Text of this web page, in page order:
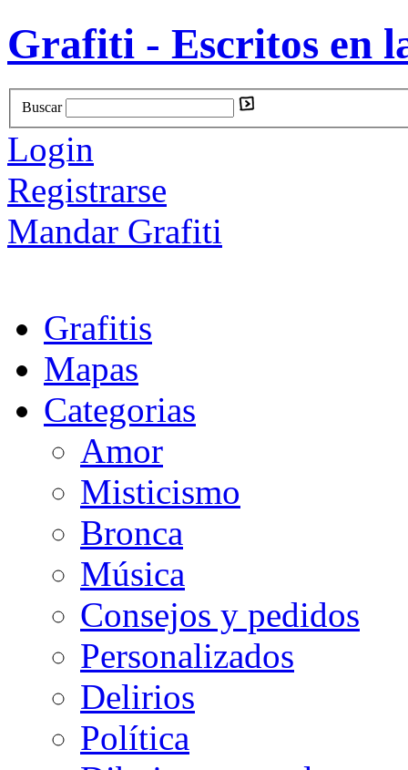
Grafiti - Escritos en
Buscar
Login
Registrarse
Mandar Grafiti
Grafitis
Mapas
Categorias
Amor
Misticismo
Bronca
Música
Consejos y pedidos
Personalizados
Delirios
Política